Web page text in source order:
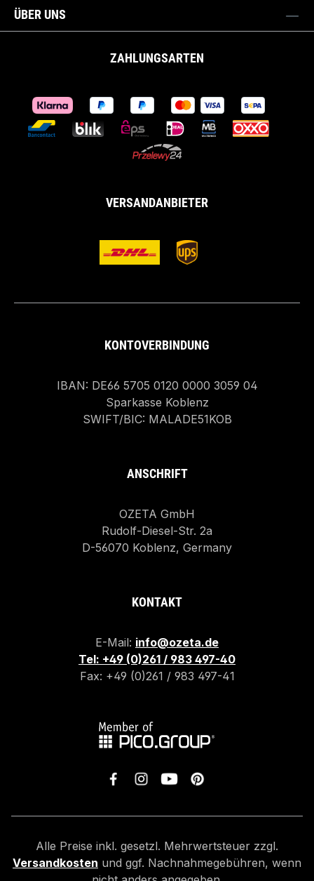
ÜBER UNS
ZAHLUNGSARTEN
VERSANDANBIETER
KONTOVERBINDUNG
IBAN: DE66 5705 0120 0000 3059 04
Sparkasse Koblenz
SWIFT/BIC: MALADE51KOB
ANSCHRIFT
OZETA GmbH
Rudolf-Diesel-Str. 2a
D-56070 Koblenz, Germany
KONTAKT
E-Mail: info@ozeta.de
Tel: +49 (0)261 / 983 497-40
Fax: +49 (0)261 / 983 497-41
Alle Preise inkl. gesetzl. Mehrwertsteuer zzgl.
Versandkosten und ggf. Nachnahmegebühren, wenn